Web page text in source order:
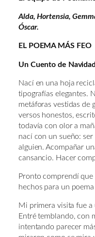
Alda, Hortensia,
Óscar.
EL POEMA MÁS FEO
Un Cuento de
Nací en una hoja
tipografías elegantes.
metáforas vestidas de
versos honestos,
todavía con olor a
nací con un sueño:
alguien. Acompañar
cansancio. Hacer
Pronto comprendí
hechos para un
Mi primera visita fue a
Entré temblando, con
intentando parecer